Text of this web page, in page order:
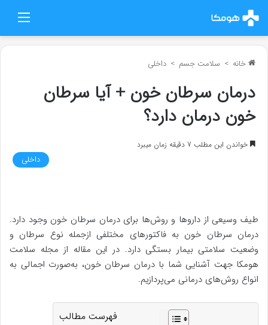
خانه > سلامت جسم > داخلی
درمان سرطان خون + آیا سرطان
خون درمان دارد؟
خواندن این مطلب 7 دقیقه زمان میبرد
داخلی
طیف وسیعی از داروها و روش‌ها برای درمان سرطان خون وجود دارد.
درمان سرطان خون به فاکتورهای مختلفی ازجمله نوع سرطان و
وضعیت سلامتی بیمار بستگی دارد. در این مقاله از مجله سلامت
هومکا جهت آشنایی شما با درمان سرطان خون، به‌صورت اجمالی به
انواع روش‌های درمانی می‌پردازیم.
فهرست مطالب